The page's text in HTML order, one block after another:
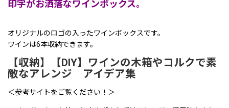
印字がお洒落なワインボックス。
オリジナルのロゴの入ったワインボックスです。
ワインは6本収納できます。
【収納】【DIY】ワインの木箱やコルクで素
敵なアレンジ アイデア集
＜参考サイトをご覧ください！＞